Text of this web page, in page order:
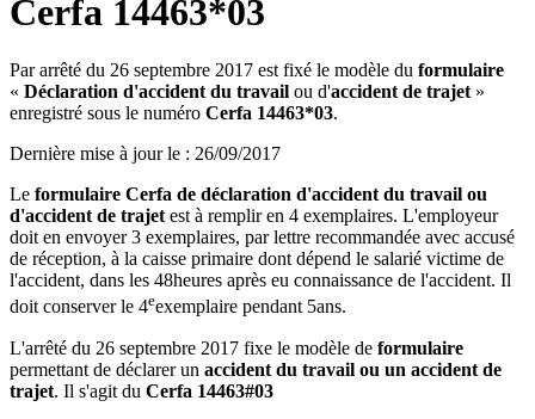
Cerfa 14463*03
Par arrêté du 26 septembre 2017 est fixé le modèle du formulaire
« Déclaration d'accident du travail ou d'accident de trajet »
enregistré sous le numéro Cerfa 14463*03.
Dernière mise à jour le : 26/09/2017
Le formulaire Cerfa de déclaration d'accident du travail ou
d'accident de trajet est à remplir en 4 exemplaires. L'employeur
doit en envoyer 3 exemplaires, par lettre recommandée avec accusé
de réception, à la caisse primaire dont dépend le salarié victime de
l'accident, dans les 48heures après eu connaissance de l'accident. Il
doit conserver le 4eexemplaire pendant 5ans.
L'arrêté du 26 septembre 2017 fixe le modèle de formulaire
permettant de déclarer un accident du travail ou un accident de
trajet. Il s'agit du Cerfa 14463#03